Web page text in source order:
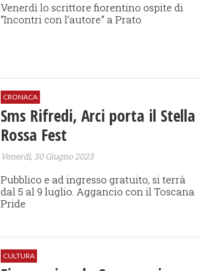
Venerdì lo scrittore fiorentino ospite di
“Incontri con l’autore” a Prato
CRONACA
Sms Rifredi, Arci porta il Stella
Rossa Fest
Venerdì, 30 Giugno 2023
Pubblico e ad ingresso gratuito, si terrà
dal 5 al 9 luglio. Aggancio con il Toscana
Pride
CULTURA